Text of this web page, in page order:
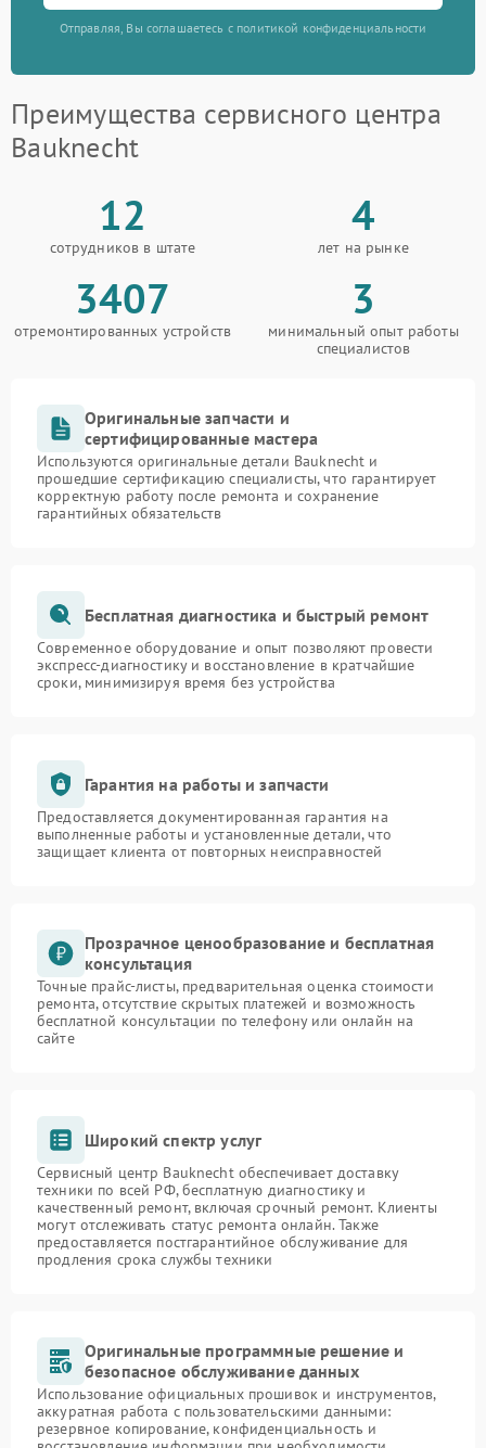
Отправляя, Вы соглашаетесь с политикой конфиденциальности
Преимущества сервисного центра
Bauknecht
12
сотрудников в штате
4
лет на рынке
3407
отремонтированных устройств
3
минимальный опыт работы
специалистов
Оригинальные запчасти и
сертифицированные мастера
Используются оригинальные детали Bauknecht и
прошедшие сертификацию специалисты, что гарантирует
корректную работу после ремонта и сохранение
гарантийных обязательств
Бесплатная диагностика и быстрый ремонт
Современное оборудование и опыт позволяют провести
экспресс-диагностику и восстановление в кратчайшие
сроки, минимизируя время без устройства
Гарантия на работы и запчасти
Предоставляется документированная гарантия на
выполненные работы и установленные детали, что
защищает клиента от повторных неисправностей
Прозрачное ценообразование и бесплатная
консультация
Точные прайс-листы, предварительная оценка стоимости
ремонта, отсутствие скрытых платежей и возможность
бесплатной консультации по телефону или онлайн на
сайте
Широкий спектр услуг
Сервисный центр Bauknecht обеспечивает доставку
техники по всей РФ, бесплатную диагностику и
качественный ремонт, включая срочный ремонт. Клиенты
могут отслеживать статус ремонта онлайн. Также
предоставляется постгарантийное обслуживание для
продления срока службы техники
Оригинальные программные решение и
безопасное обслуживание данных
Использование официальных прошивок и инструментов,
аккуратная работа с пользовательскими данными:
резервное копирование, конфиденциальность и